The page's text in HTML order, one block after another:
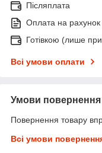
Післяплата
Оплата на рахунок
Готівкою (лише
Всі умови оплати
Умови повернення
Повернення товару
Всі умови